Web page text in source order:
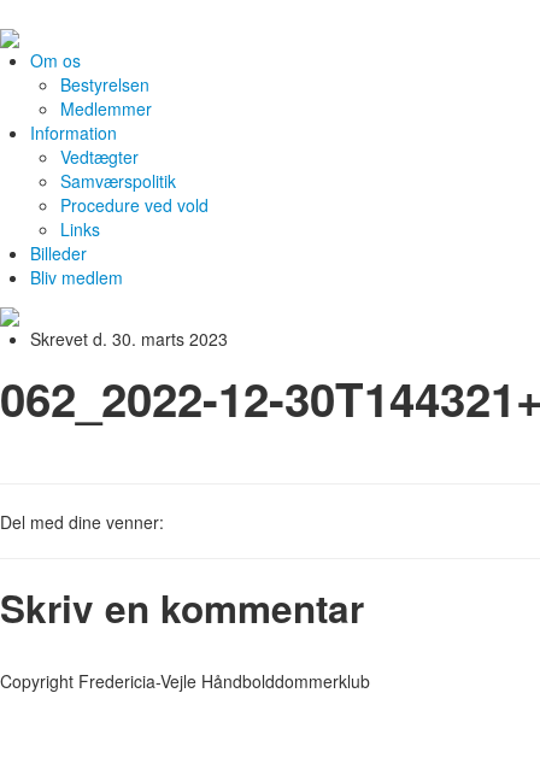
Om os
Bestyrelsen
Medlemmer
Information
Vedtægter
Samværspolitik
Procedure ved vold
Links
Billeder
Bliv medlem
Skrevet d. 30. marts 2023
062_2022-12-
Del med dine venner:
Skriv en kommentar
Copyright Fredericia-Vejle Håndbolddommerklub